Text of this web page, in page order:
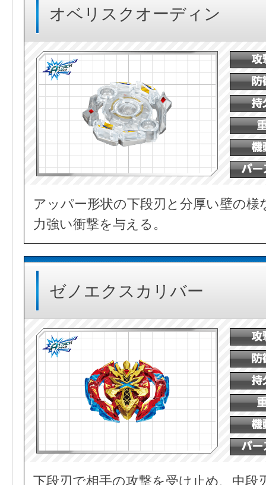
オベリスクオーディン
アッパー形状の下段刃と分厚い壁の
力強い衝撃を与える。
ゼノエクスカリバー
下段刃で相手の攻撃を受け止め、中段